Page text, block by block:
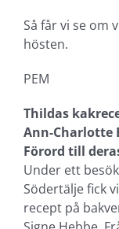
Så får vi se om
hösten.
PEM
Thildas
Ann-Charlotte
Förord till
Under ett
Södertälje fick
recept på